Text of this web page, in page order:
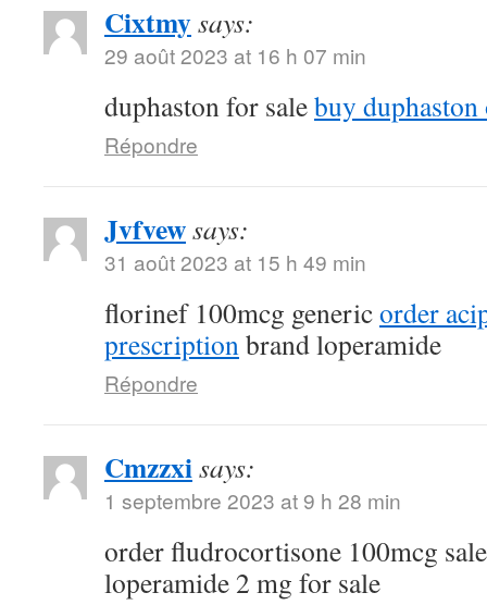
Cixtmysays:
29 août 2023 at 16 h 07 min
duphaston for salebuy
Répondre
Jvfvewsays:
31 août 2023 at 15 h 49 min
florinef 100mcg genericorder
prescriptionbrand loperamide
Répondre
Cmzzxisays:
1 septembre 2023 at 9 h 28 min
order fludrocortisone 100mcg
loperamide 2 mg for sale